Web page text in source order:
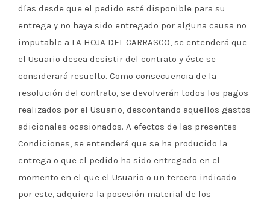
días desde que el pedido esté disponible para su
entrega y no haya sido entregado por alguna causa no
imputable a LA HOJA DEL CARRASCO, se entenderá que
el Usuario desea desistir del contrato y éste se
considerará resuelto. Como consecuencia de la
resolución del contrato, se devolverán todos los pagos
realizados por el Usuario, descontando aquellos gastos
adicionales ocasionados. A efectos de las presentes
Condiciones, se entenderá que se ha producido la
entrega o que el pedido ha sido entregado en el
momento en el que el Usuario o un tercero indicado
por este, adquiera la posesión material de los